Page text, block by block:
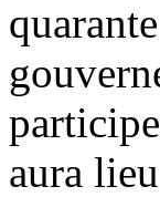
aura